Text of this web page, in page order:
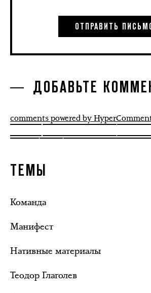
ДОБАВЬТЕ
comments powered by
ТЕМЫ
Команда
Манифест
Нативные материалы
Теодор Глаголев